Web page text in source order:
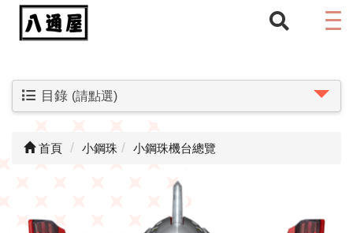
目錄 (請點選)
首頁 小鋼珠 小鋼珠機台總覽